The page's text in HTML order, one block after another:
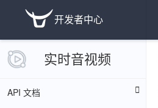
开发者中心
实时音视频
API 文档